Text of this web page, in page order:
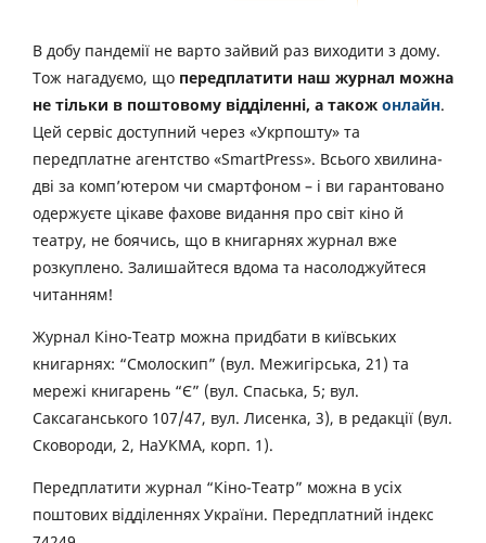
В добу пандемії не варто зайвий раз виходити з дому.
Тож нагадуємо, що передплатити наш журнал можна
не тільки в поштовому відділенні, а також онлайн.
Цей сервіс доступний через «Укрпошту» та
передплатне агентство «SmartPress». Всього хвилина-
дві за комп’ютером чи смартфоном – і ви гарантовано
одержуєте цікаве фахове видання про світ кіно й
театру, не боячись, що в книгарнях журнал вже
розкуплено. Залишайтеся вдома та насолоджуйтеся
читанням!
Журнал Кіно-Театр можна придбати в київських
книгарнях: “Смолоскип” (вул. Межигірська, 21) та
мережі книгарень “Є” (вул. Спаська, 5; вул.
Саксаганського 107/47, вул. Лисенка, 3), в редакції (вул.
Сковороди, 2, НаУКМА, корп. 1).
Передплатити журнал “Кіно-Театр” можна в усіх
поштових відділеннях України. Передплатний індекс